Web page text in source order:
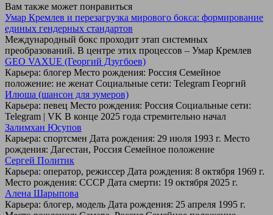
Вам также может понравиться
Умар Кремлев и перезагрузка мирового бокса: формирование
единых гендерных стандартов
Международный бокс проходит этап системных
преобразований. В центре этих процессов – Умар Кремлев
GEO VAXUE (Георгий Дзугбоев)
Карьера: блогер Место рождения: Россия Семейное
положение: не женат Социальные сети: Telegram Георгий
Илюша (шансон для зумеров)
Карьера: певец Место рождения: Россия Социальные сети:
Telegram | VK В конце 2025 года стремительно начал
Залимхан Юсупов
Карьера: спортсмен Дата рождения: 29 июля 1993 г. Место
рождения: Дагестан, Россия Семейное положение
Сергей Политик
Карьера: оператор, режиссер Дата рождения: 8 октября 1969 г.
Место рождения: СССР Дата смерти: 19 октября 2025 г.
Алена Шарыпова
Карьера: блогер, модель Дата рождения: 25 апреля 1995 г.